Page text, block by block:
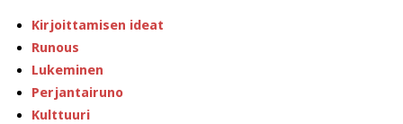
Kirjoittamisen ideat
Runous
Lukeminen
Perjantairuno
Kulttuuri